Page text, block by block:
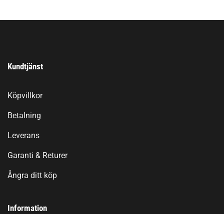
Kundtjänst
Köpvillkor
Betalning
Leverans
Garanti & Returer
Ångra ditt köp
Information